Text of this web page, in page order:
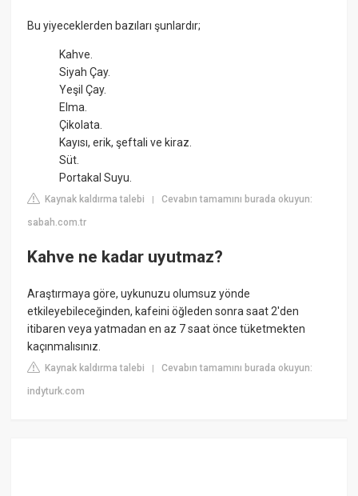
Bu yiyeceklerden bazıları şunlardır;
Kahve.
Siyah Çay.
Yeşil Çay.
Elma.
Çikolata.
Kayısı, erik, şeftali ve kiraz.
Süt.
Portakal Suyu.
Kaynak kaldırma talebi |Cevabın tamamını burada okuyun:
sabah.com.tr
Kahve ne kadar uyutmaz?
Araştırmaya göre, uykunuzu olumsuz yönde
etkileyebileceğinden, kafeini öğleden sonra saat 2'den
itibaren veya yatmadan en az 7 saat önce tüketmekten
kaçınmalısınız.
Kaynak kaldırma talebi |Cevabın tamamını burada okuyun:
indyturk.com